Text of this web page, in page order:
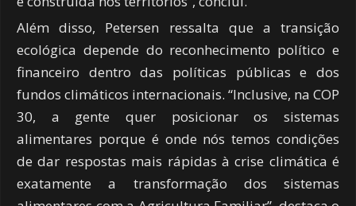
Além disso, Petersen ressalta que a transição
ecológica depende do reconhecimento político e
financeiro dentro das políticas públicas e dos
fundos climáticos internacionais. “Inclusive, na COP
30, a gente quer posicionar os sistemas
alimentares porque é onde nós temos condições
de dar respostas mais rápidas à crise climática é
exatamente a transformação dos sistemas